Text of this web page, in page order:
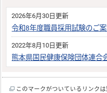
2026年6月30日更新
令和8年度職員採用試験のご
2022年8月10日更新
熊本県国民健康保険団体連合
このマークがついているリンク